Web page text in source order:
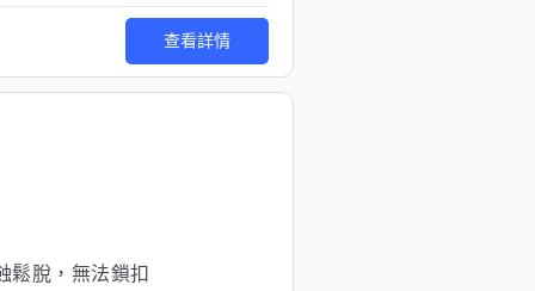
查看詳情
鬆脫，無法鎖扣